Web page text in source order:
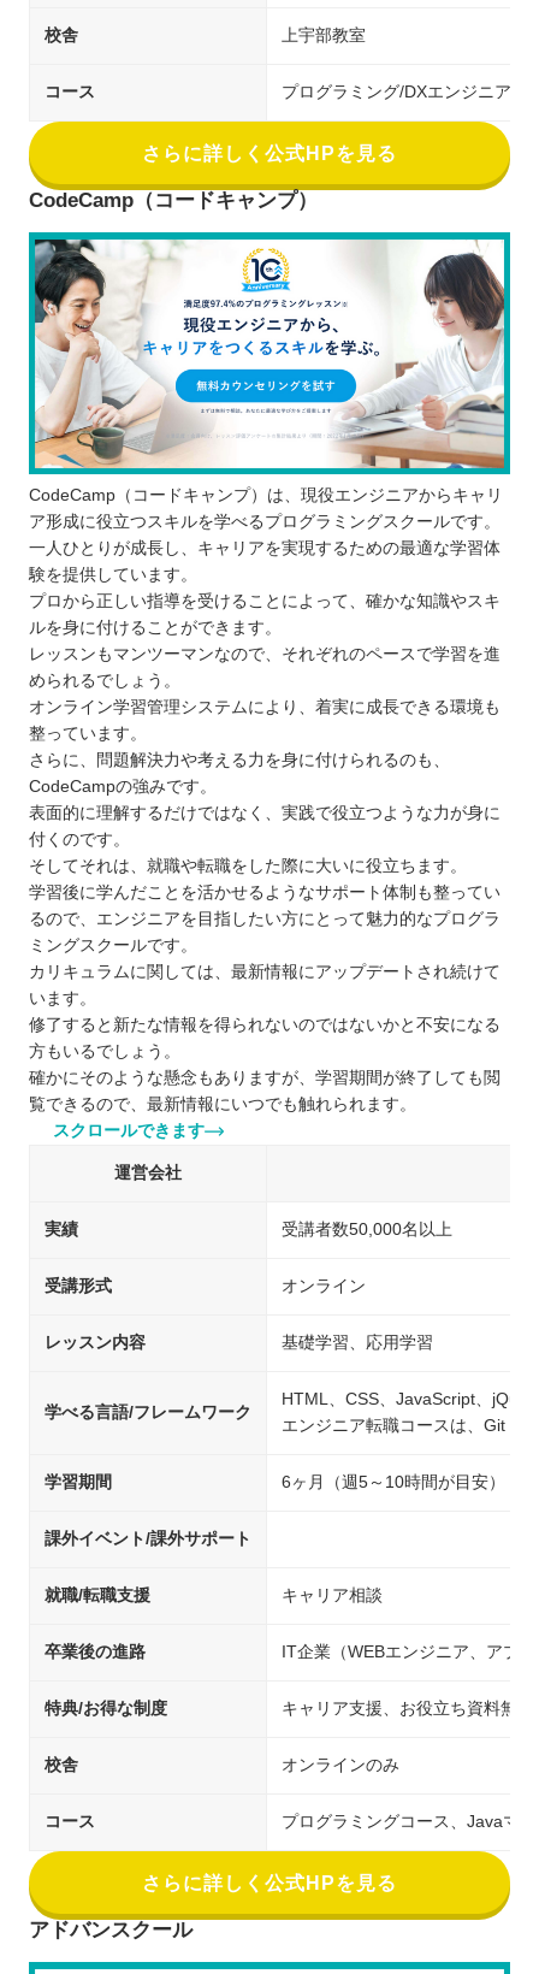
校舎 上宇部教室
コース プログラミング/DXエンジニア
さらに詳しく公式HPを見る
CodeCamp（コードキャンプ）
CodeCamp（コードキャンプ）は、現役エンジニアからキャリ
ア形成に役立つスキルを学べるプログラミングスクールです。
一人ひとりが成長し、キャリアを実現するための最適な学習体
験を提供しています。
プロから正しい指導を受けることによって、確かな知識やスキ
ルを身に付けることができます。
レッスンもマンツーマンなので、それぞれのペースで学習を進
められるでしょう。
オンライン学習管理システムにより、着実に成長できる環境も
整っています。
さらに、問題解決力や考える力を身に付けられるのも、
CodeCampの強みです。
表面的に理解するだけではなく、実践で役立つような力が身に
付くのです。
そしてそれは、就職や転職をした際に大いに役立ちます。
学習後に学んだことを活かせるようなサポート体制も整ってい
るので、エンジニアを目指したい方にとって魅力的なプログラ
ミングスクールです。
カリキュラムに関しては、最新情報にアップデートされ続けて
います。
修了すると新たな情報を得られないのではないかと不安になる
方もいるでしょう。
確かにそのような懸念もありますが、学習期間が終了しても閲
覧できるので、最新情報にいつでも触れられます。
スクロールできます
運営会社
実績 受講者数50,000名以上
受講形式 オンライン
レッスン内容 基礎学習、応用学習
学べる言語/フレームワーク
HTML、CSS、JavaScript、
エンジニア転職コースは、Git・
学習期間 6ヶ月（週5～10時間が目安）
課外イベント/課外サポート
就職/転職支援 キャリア相談
卒業後の進路 IT企業（WEBエンジニア、アプ
特典/お得な制度 キャリア支援、お役立ち資料無料
校舎 オンラインのみ
コース プログラミングコース、Javaマ
さらに詳しく公式HPを見る
アドバンスクール